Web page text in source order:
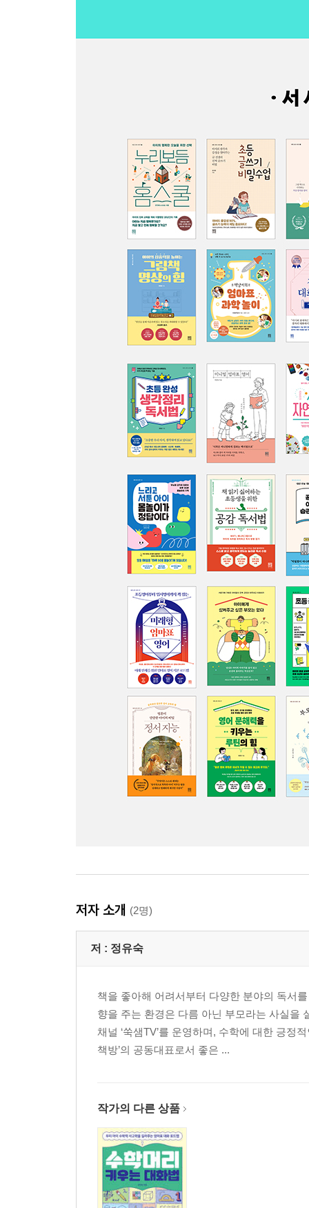
저자 소개 (2명)
저 : 정유숙
책을 좋아해 어려서부터 다양한 분야의 독서
향을 주는 환경은 다름 아닌 부모라는 사실을
채널 ‘쑥샘TV’를 운영하며, 수학에 대한 긍정
책방’의 공동대표로서 좋은 ...
작가의 다른 상품